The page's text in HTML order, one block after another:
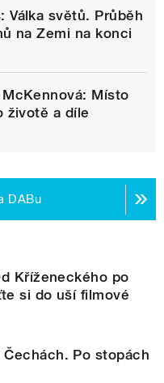
Válka světů. Průběh
na Zemi na konci
Místo
životě a díle
DABu
Kříženeckého po
si do uší filmové
Po stopách